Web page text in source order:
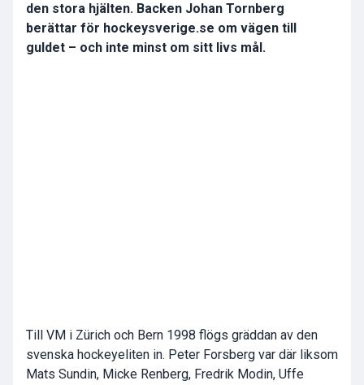
den stora hjälten. Backen Johan Tornberg
berättar för hockeysverige.se om vägen till
guldet – och inte minst om sitt livs mål.
Till VM i Zürich och Bern 1998 flögs gräddan av den
svenska hockeyeliten in. Peter Forsberg var där liksom
Mats Sundin, Micke Renberg, Fredrik Modin, Uffe